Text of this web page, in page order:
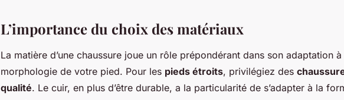
L’importance du choix des matériaux
La matière d’une chaussure joue un rôle prépondérant dans son adaptation à
morphologie de votre pied. Pour les pieds étroits, privilégiez des
qualité. Le cuir, en plus d’être durable, a la particularité de s’adapter à la